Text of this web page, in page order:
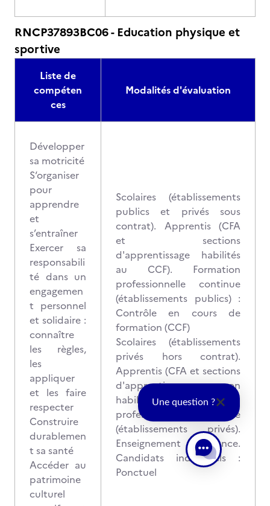
RNCP37893BC06 - Education physique et
sportive
Liste de
compéten
ces
Modalités d'évaluation
Développer
sa motricité
S‘organiser
pour
apprendre
et
s’entraîner
Exercer sa
responsabili
té dans un
engagemen
t personnel
et solidaire :
connaître
les règles,
les
appliquer
et les faire
respecter
Construire
durablemen
t sa santé
Accéder au
patrimoine
culturel
Scolaires (établissements
publics et privés sous
contrat). Apprentis (CFA
et sections
d'apprentissage habilités
au CCF). Formation
professionnelle continue
(établissements publics) :
Contrôle en cours de
formation (CCF)
Scolaires (établissements
privés hors contrat).
Apprentis (CFA et sections
d'apprentissage non
habilitées). Formation
professionnelle continue
(établissements privés).
Enseignement à distance.
Candidats individuels :
Ponctuel
Une question ?